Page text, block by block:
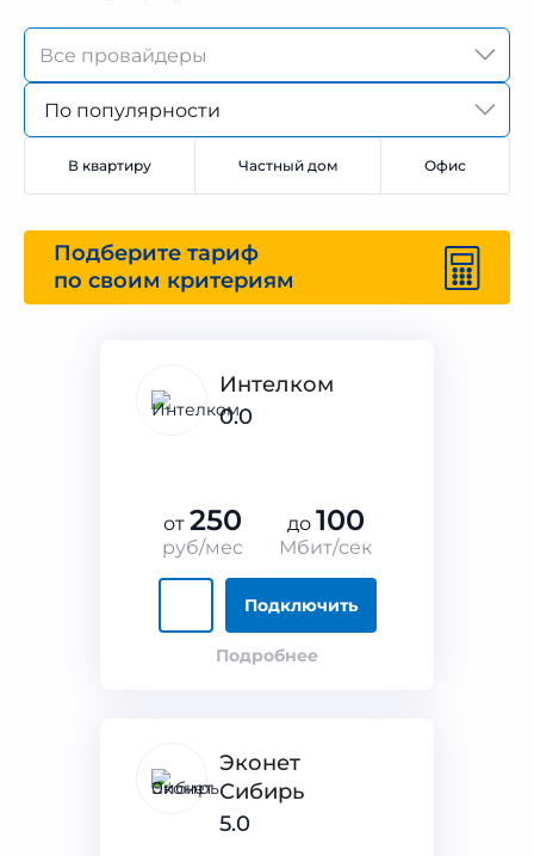
По популярности
В квартиру Частный дом Офис
Подберите тариф
по своим критериям
Интелком
0.0
от 250
руб/мес
до 100
Мбит/сек
Подключить
Подробнее
Эконет
Сибирь
5.0